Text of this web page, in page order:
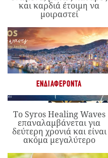
και καρδιά έτοιμη να
μοιραστεί
ΕΝΔΙΑΦΈΡΟΝΤΑ
Το Syros Healing Waves
επαναλαμβάνεται για
δεύτερη χρονιά και είναι
ακόμα μεγαλύτερο